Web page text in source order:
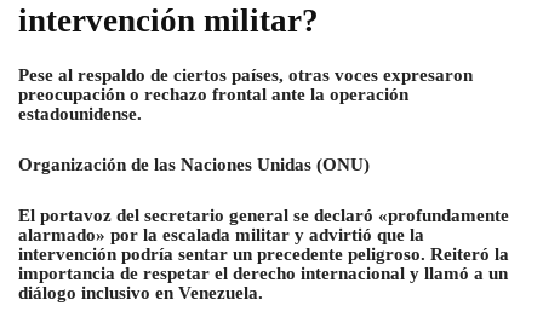
intervención militar?
Pese al respaldo de ciertos países, otras voces expresaron
preocupación o rechazo frontal ante la operación
estadounidense.
Organización de las Naciones Unidas (ONU)
El portavoz del secretario general se declaró «profundamente
alarmado» por la escalada militar y advirtió que la
intervención podría sentar un precedente peligroso. Reiteró la
importancia de respetar el derecho internacional y llamó a un
diálogo inclusivo en Venezuela.